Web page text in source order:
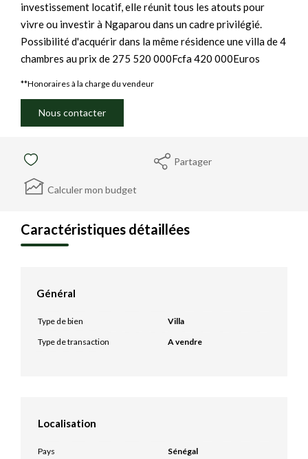
investissement locatif, elle réunit tous les atouts pour
vivre ou investir à Ngaparou dans un cadre privilégié.
Possibilité d'acquérir dans la même résidence une villa de 4
chambres au prix de 275 520 000Fcfa 420 000Euros
**Honoraires à la charge du vendeur
Nous contacter
Partager
Calculer mon budget
Caractéristiques détaillées
Général
Type de bien
Villa
Type de transaction
A vendre
Localisation
Pays
Sénégal